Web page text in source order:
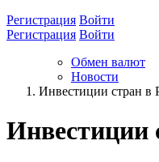
Регистрация Войти
Регистрация Войти
Обмен валют
Новости
Инвестиции стран в
Инвестиции